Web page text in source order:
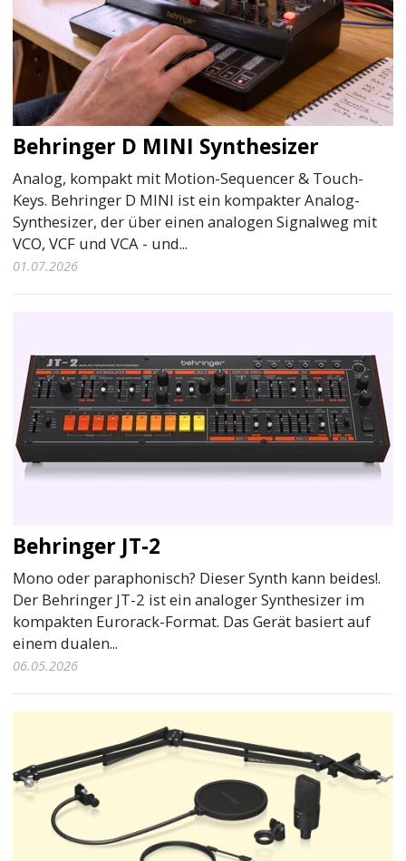
Behringer D MINI Synthesizer
Analog, kompakt mit Motion-Sequencer & Touch-
Keys. Behringer D MINI ist ein kompakter Analog-
Synthesizer, der über einen analogen Signalweg mit
VCO, VCF und VCA - und...
01.07.2026
Behringer JT-2
Mono oder paraphonisch? Dieser Synth kann beides!.
Der Behringer JT-2 ist ein analoger Synthesizer im
kompakten Eurorack-Format. Das Gerät basiert auf
einem dualen...
06.05.2026